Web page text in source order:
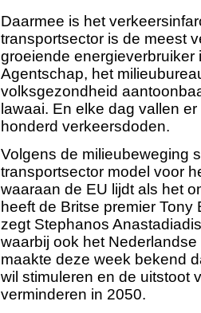
Daarmee is het
transportsector is de meest
groeiende energieverbruiker
Agentschap, het
volksgezondheid
lawaai. En elke dag vallen
honderd verkeersdoden.
Volgens de milieubeweging
transportsector model voor
waaraan de EU lijdt als het
heeft de Britse premier
zegt Stephanos
waarbij ook het
maakte deze week bekend
wil stimuleren en de uitstoot
verminderen in 2050.